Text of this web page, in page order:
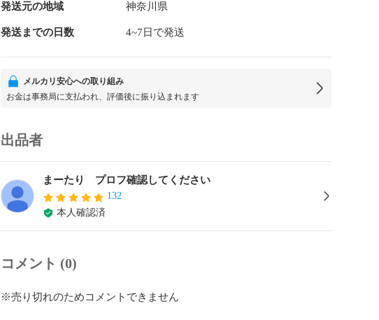
発送元の地域 神奈川県
発送までの日数 4~7日で発送
メルカリ安心への取り組み
お金は事務局に支払われ、評価後に振り込まれます
出品者
まーたり プロフ確認してください
132
本人確認済
コメント (0)
※売り切れのためコメントできません